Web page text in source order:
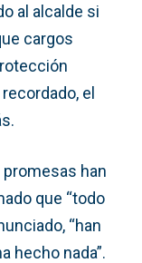
al alcalde si
cargos
el
han
que “todo
“han
hecho nada”.